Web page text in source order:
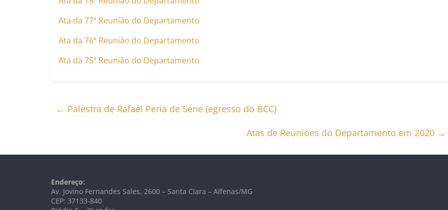
Ata da 77ª Reunião do Departamento
Ata da 76ª Reunião do Departamento
Ata da 75ª Reunião do Departamento
← Palestra de Rafael Peria de Sene (egresso do BCC)
Atas de Reuniões do Departamento em 2020 →
Endereço:
Av. Jovino Fernandes Sales, 2600 – Santa Clara – Alfenas/MG
CEP: 37133-840